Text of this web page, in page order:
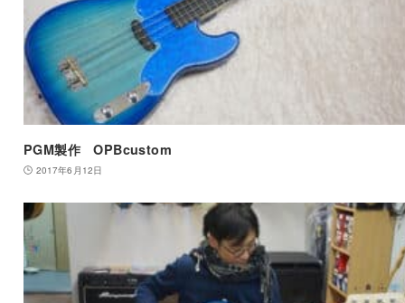
PGM製作 OPBcustom
2017年6月12日